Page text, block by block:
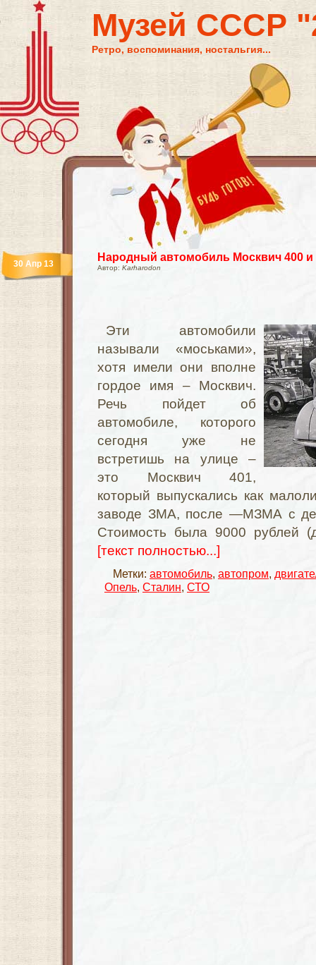
Музей СССР
Ретро, воспоминания, ностальгия...
Народный автомобиль Москвич 400 и
Автор: Karharodon
30 Апр 13
Эти автомобили
называли «моськами»,
хотя имели они вполне
гордое имя – Москвич.
Речь пойдет об
автомобиле, которого
сегодня уже не
встретишь на улице –
это Москвич 401,
который выпускались как мало
заводе ЗМА, после —МЗМА с
Стоимость была 9000 рублей
[текст полностью...]
Метки: автомобиль, автопром,
Опель, Сталин, СТО